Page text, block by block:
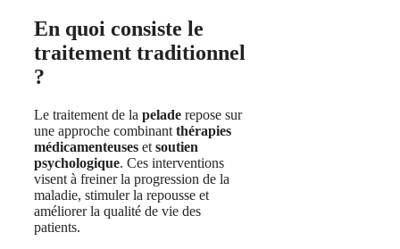
En quoi consiste le
traitement traditionnel
?
Le traitement de la pelade repose sur
une approche combinant thérapies
médicamenteuses et soutien
psychologique. Ces interventions
visent à freiner la progression de la
maladie, stimuler la repousse et
améliorer la qualité de vie des
patients.